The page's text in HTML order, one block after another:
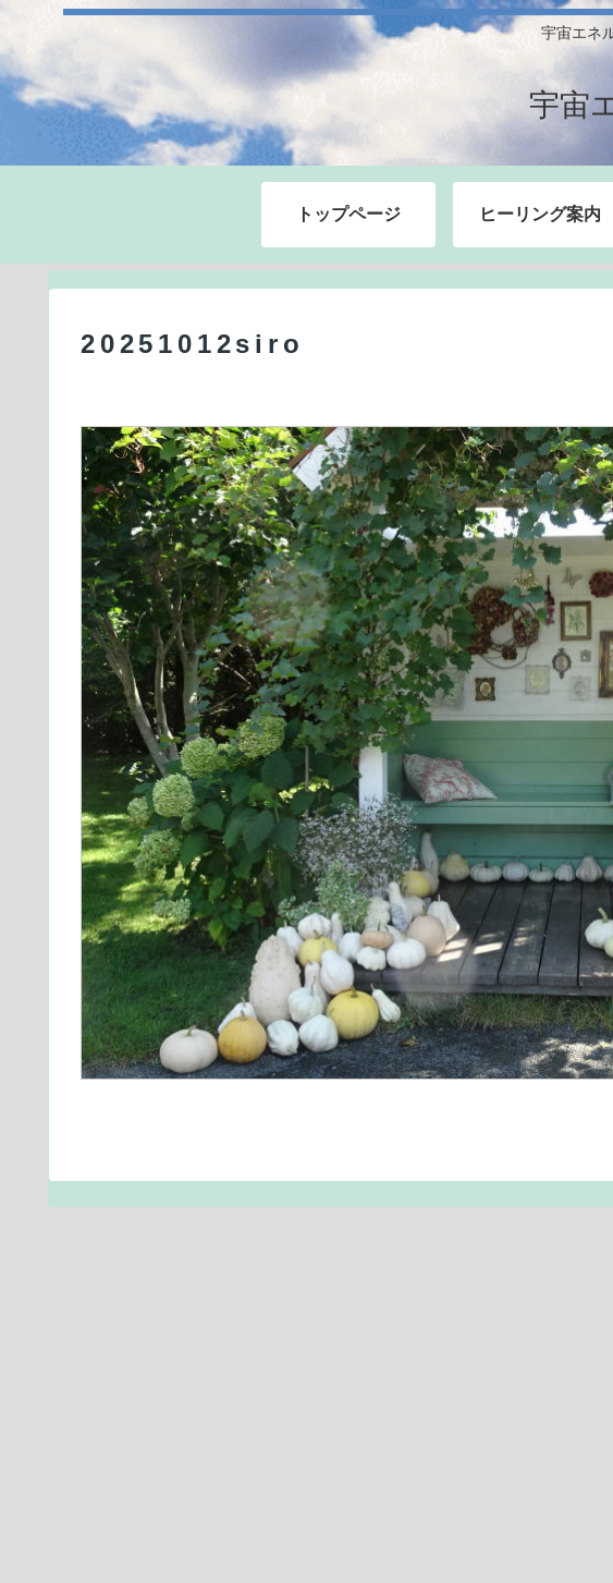
宇宙エネ
宇宙
トップページ ヒーリング案内
20251012siro